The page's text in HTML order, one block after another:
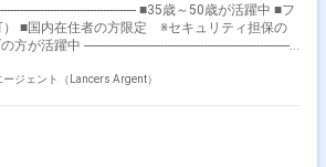
■35歳～50歳が活躍中 ■フ
） ■国内在住者の方限定 ※セキュリティ担保の
活躍中 -----------------------------------------------------------------
ーション、データ分析などのサービスを提供し
ジェント（Lancers Argent）